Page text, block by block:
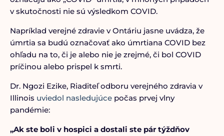
v skutočnosti nie sú výsledkom COVID.
Napríklad verejné zdravie v Ontáriu jasne uvádza, že
úmrtia sa budú označovať ako úmrtiana COVID bez
ohľadu na to, či je alebo nie je zrejmé, či bol COVID
príčinou alebo prispel k smrti.
Dr. Ngozi Ezike, Riaditeľ odboru verejného zdravia v
Illinois uviedol nasledujúcepočas prvej vlny
pandémie:
„Ak ste boli v hospici a dostali ste pár týždňov